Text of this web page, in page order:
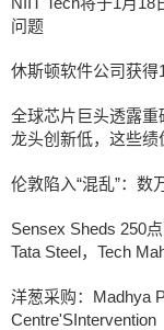
问题
休斯顿软件公司获
全球芯片巨头透露
龙头创新低，这些绩
伦敦陷入“混乱”：数
Sensex Sheds 250
Tata Steel，Tech
洋葱采购：Madhya
Centre'SIntervention